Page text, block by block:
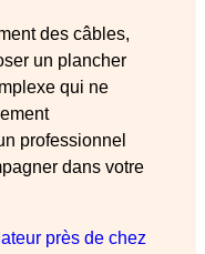
des câbles,
un plancher
qui ne
professionnel
dans votre
près de chez